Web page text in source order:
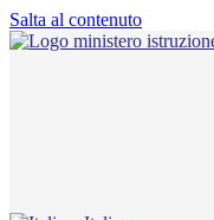
Salta al contenuto